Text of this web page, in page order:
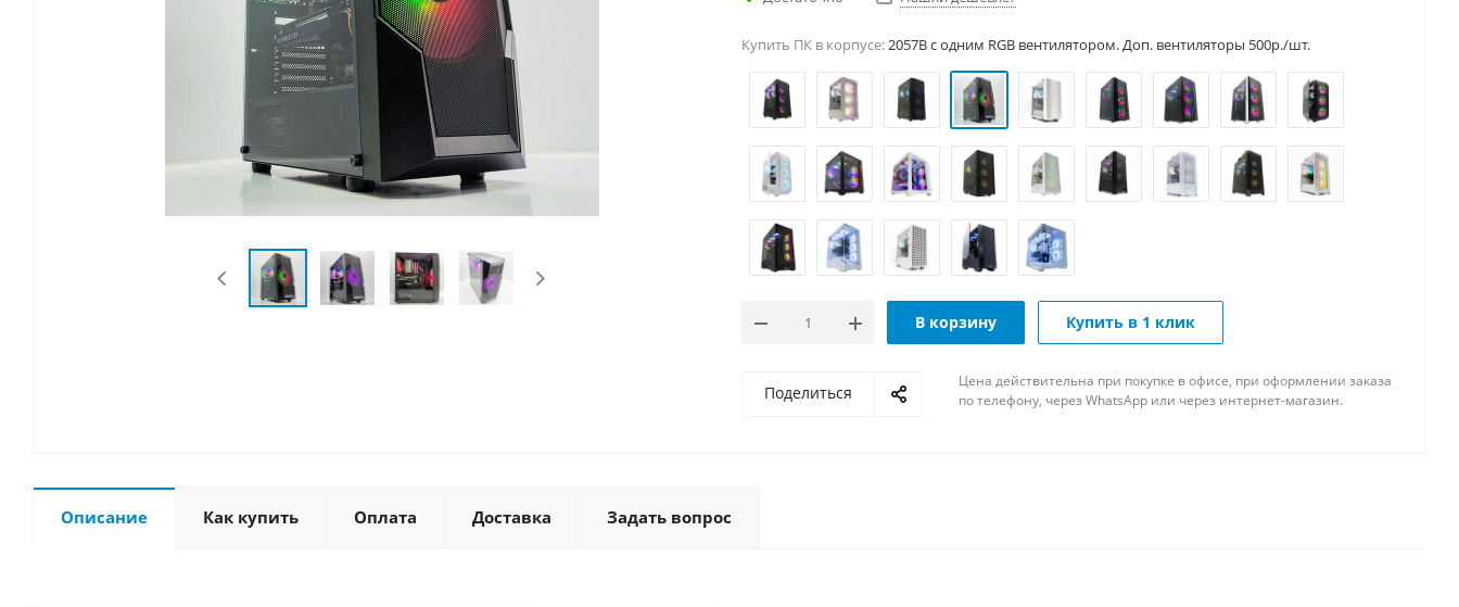
Купить ПК в корпусе:2057B c одним RGB вентилятором. Доп. вентиляторы 500р./шт.
В корзину Купить в 1 клик
Поделиться
Цена действительна при покупке в офисе, при оформлении заказа
по телефону, через WhatsApp или через интернет-магазин.
Описание Как купить Оплата Доставка Задать вопрос